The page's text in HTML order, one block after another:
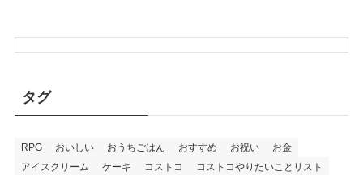
タグ
RPG おいしい おうちごはん おすすめ お祝い
お金
アイスクリーム
ケーキ コストコ コストコやりたいことリスト